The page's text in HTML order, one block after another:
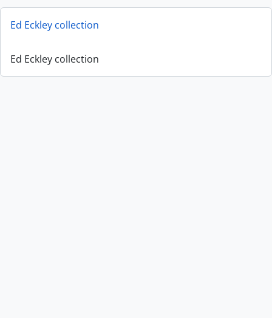
Ed Eckley collection
Ed Eckley collection